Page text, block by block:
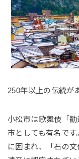
250年以上の伝統が
小松市は歌舞伎「
市としても有名で
に囲まれ、「石の